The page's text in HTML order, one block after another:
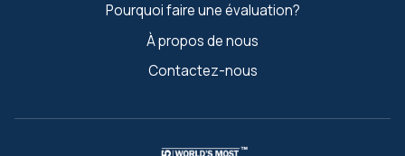
Pourquoi faire une évaluation?
À propos de nous
Contactez-nous